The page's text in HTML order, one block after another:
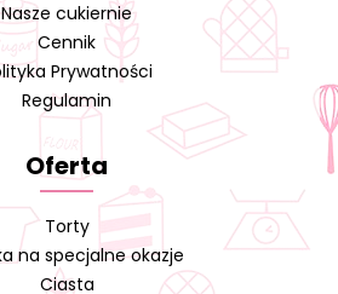
Nasze cukiernie
Cennik
Prywatności
Regulamin
Oferta
Torty
na specjalne okazje
Ciasta